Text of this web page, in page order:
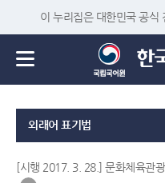
이 누리집은 대한민국 공식
외래어 표기법
[시행 2017. 3. 28.] 문화체육관